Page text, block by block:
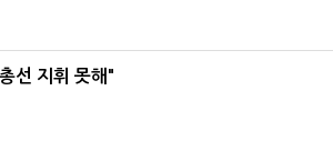
선 지휘 못해"